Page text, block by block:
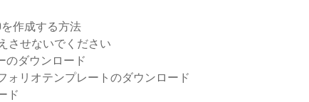
作成する方法
させないでください
のダウンロード
ォリオテンプレートのダウンロード
ド